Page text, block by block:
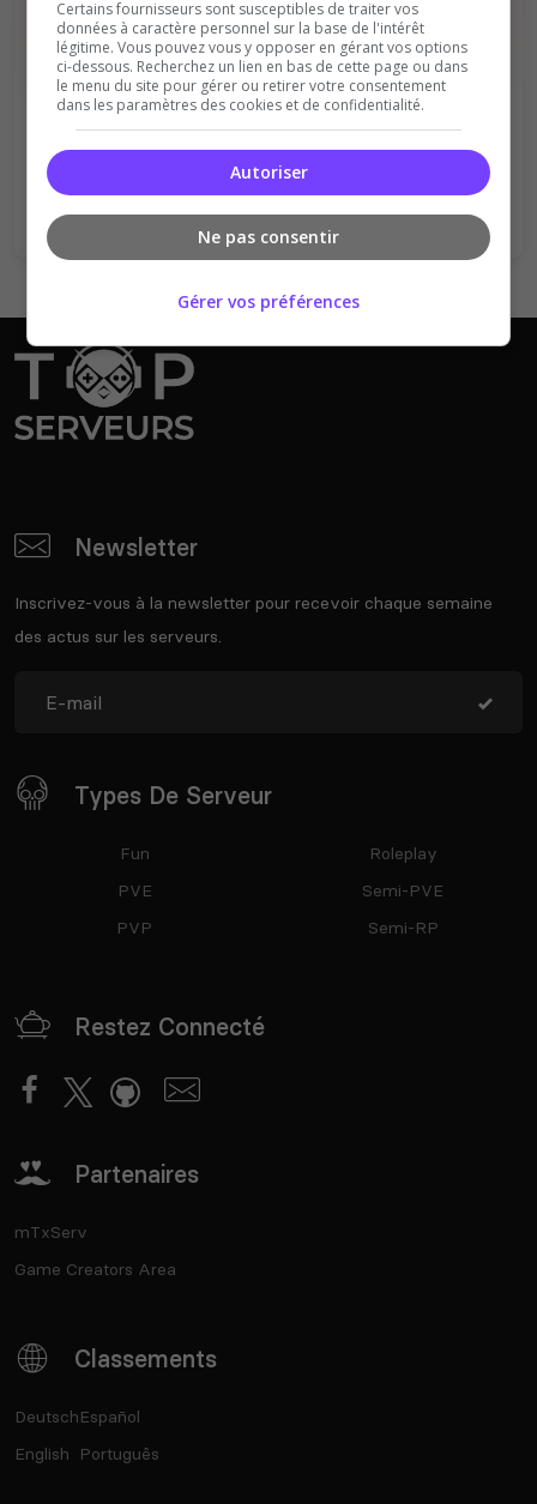
Vous devez être connecté pour ajouter
Se connecter
Newsletter
Inscrivez-vous à la newsletter pour recevoir chaque semaine
des actus sur les serveurs.
Types De Serveur
Fun
PVE
PVP
Roleplay
Semi-PVE
Semi-RP
Restez Connecté
Partenaires
mTxServ
Game Creators Area
Classements
Deutsch
English
Español
Português
Certains fournisseurs sont susceptibles de traiter vos
données à caractère personnel sur la base de l'intérêt
légitime. Vous pouvez vous y opposer en gérant vos options
ci-dessous. Recherchez un lien en bas de cette page ou dans
le menu du site pour gérer ou retirer votre consentement
dans les paramètres des cookies et de confidentialité.
Autoriser
Ne pas consentir
Gérer vos préférences